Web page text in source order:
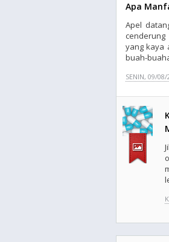
Apa
Apel
yang kaya
buah-
SENIN, 09/